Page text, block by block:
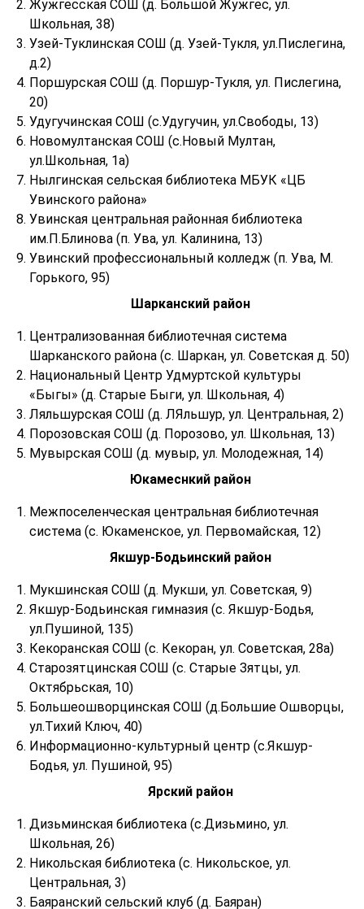
Жужгесская СОШ (д. Большой Жужгес, ул.
Школьная, 38)
Узей-Туклинская СОШ (д. Узей-Тукля, ул.Пислегина,
д.2)
Поршурская СОШ (д. Поршур-Тукля, ул. Пислегина,
20)
Удугучинская СОШ (с.Удугучин, ул.Свободы, 13)
Новомултанская СОШ (с.Новый Мултан,
ул.Школьная, 1а)
Нылгинская сельская библиотека МБУК «ЦБ
Увинского района»
Увинская центральная районная библиотека
им.П.Блинова (п. Ува, ул. Калинина, 13)
Увинский профессиональный колледж (п. Ува, М.
Горького, 95)
Шарканский район
Централизованная библиотечная система
Шарканского района (с. Шаркан, ул. Советская д. 50)
Национальный Центр Удмуртской культуры
«Быгы» (д. Старые Быги, ул. Школьная, 4)
Ляльшурская СОШ (д. ЛЯльшур, ул. Центральная, 2)
Порозовская СОШ (д. Порозово, ул. Школьная, 13)
Мувырская СОШ (д. мувыр, ул. Молодежная, 14)
Юкамеснкий район
Межпоселенческая центральная библиотечная
система (с. Юкаменское, ул. Первомайская, 12)
Якшур-Бодьинский район
Мукшинская СОШ (д. Мукши, ул. Советская, 9)
Якшур-Бодьинская гимназия (с. Якшур-Бодья,
ул.Пушиной, 135)
Кекоранская СОШ (с. Кекоран, ул. Советская, 28а)
Старозятцинская СОШ (с. Старые Зятцы, ул.
Октябрьская, 10)
Большеошворцинская СОШ (д.Большие Ошворцы,
ул.Тихий Ключ, 40)
Информационно-культурный центр (с.Якшур-
Бодья, ул. Пушиной, 95)
Ярский район
Дизьминская библиотека (с.Дизьмино, ул.
Школьная, 26)
Никольская библиотека (с. Никольское, ул.
Центральная, 3)
Баяранский сельский клуб (д. Баяран)